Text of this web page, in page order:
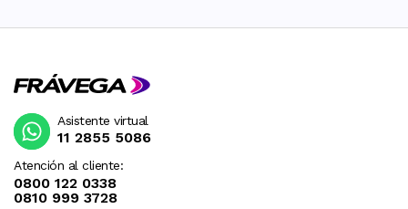
Atención al cliente:
0800 122 0338
0810 999 3728
Asistente virtual
11 2855 5086